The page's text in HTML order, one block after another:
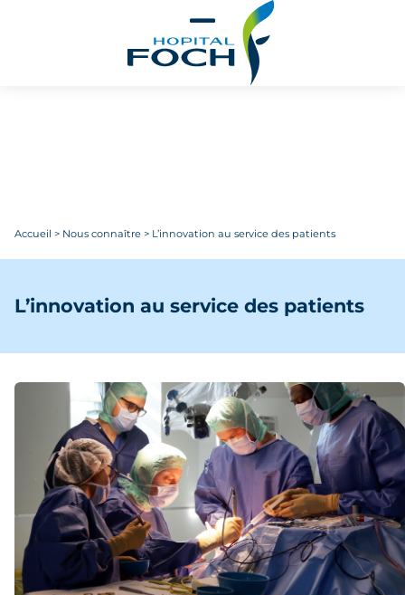
Accueil > Nous connaître > L’innovation au service des patients
L’innovation au service des patients